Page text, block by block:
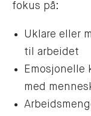
fokus på:
Uklare eller
til arbeidet
Emosjonelle
med